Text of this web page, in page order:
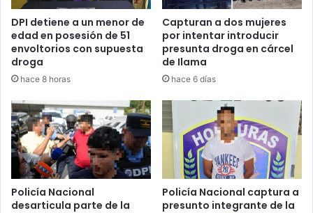
remitidos a audiencia de imputado en los juzgados
capitalinos.
Hasta el momento, no se han detallado oficialmente todos
los delitos que les imputarán, aunque la Policía aseguró
Los agentes continúan recopilando evidencias como parte
del proceso investigativo.
Operativos continúan en
DPI detiene a un menor de
edad en posesión de 51
envoltorios con supuesta
droga
hace 8 horas
Capturan a dos mujeres
por intentar introducir
presunta droga en cárcel
de Ilama
hace 6 días
Policía Nacional
desarticula parte de la
Policía Nacional captura a
presunto integrante de la